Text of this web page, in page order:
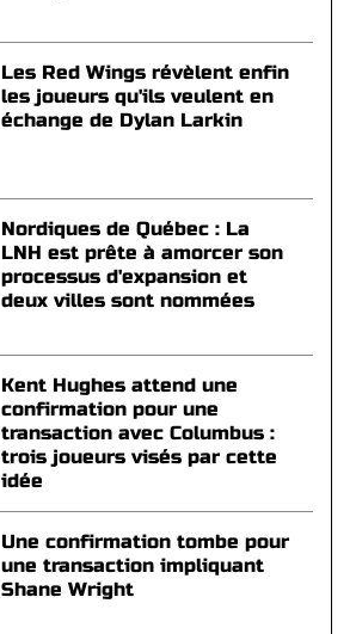
Les Red Wings révèlent enfin
les joueurs qu'ils veulent en
échange de Dylan Larkin
Nordiques de Québec : La
LNH est prête à amorcer son
processus d'expansion et
deux villes sont nommées
Kent Hughes attend une
confirmation pour une
transaction avec Columbus :
trois joueurs visés par cette
idée
Une confirmation tombe pour
une transaction impliquant
Shane Wright